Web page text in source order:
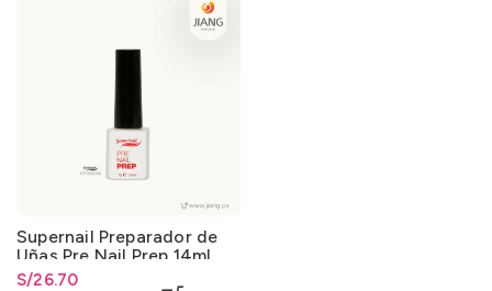
Supernail Preparador de
Uñas Pre Nail Prep 14ml
0.5oz.
S/26.70